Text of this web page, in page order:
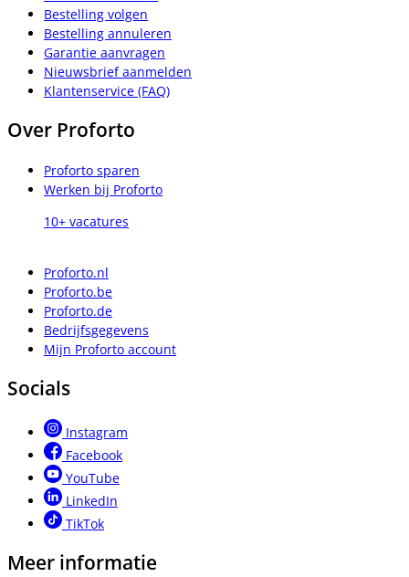
Bestelling volgen
Bestelling annuleren
Garantie aanvragen
Nieuwsbrief aanmelden
Klantenservice (FAQ)
Over Proforto
Proforto sparen
Werken bij Proforto
10+ vacatures
Proforto.nl
Proforto.be
Proforto.de
Bedrijfsgegevens
Mijn Proforto account
Socials
Instagram
Facebook
YouTube
LinkedIn
TikTok
Meer informatie